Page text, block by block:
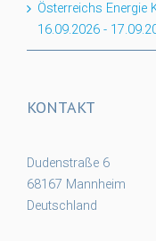
Österreichs Energie
16.09.2026 -
KONTAKT
Dudenstraße 6
68167 Mannheim
Deutschland